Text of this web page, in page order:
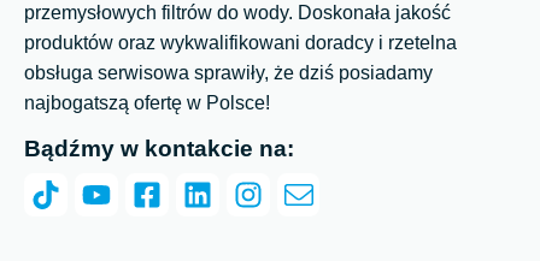
przemysłowych filtrów do wody. Doskonała jakość
produktów oraz wykwalifikowani doradcy i rzetelna
obsługa serwisowa sprawiły, że dziś posiadamy
najbogatszą ofertę w Polsce!
Bądźmy w kontakcie na: